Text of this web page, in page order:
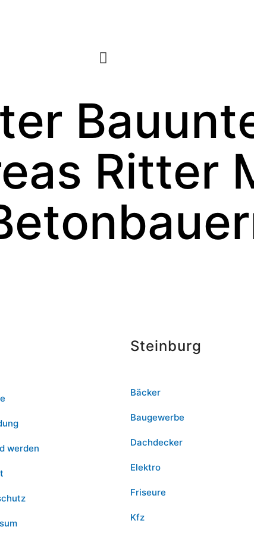
Ritter
werden
Steinburg
Bäcker
Baugewerbe
Dachdecker
Elektro
Friseure
Kfz